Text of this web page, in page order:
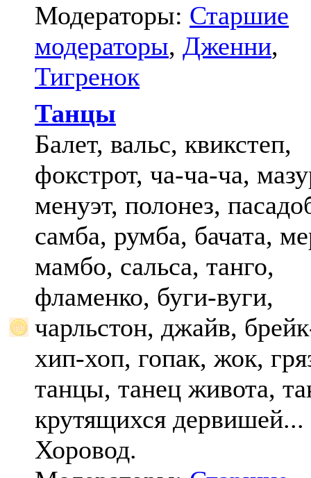
Модераторы: Старшие
модераторы, Дженни,
Тигренок
Танцы
Балет, вальс, квикстеп,
фокстрот, ча-ча-ча,
менуэт, полонез,
самба, румба, бачата,
мамбо, сальса, танго,
фламенко, буги-вуги,
чарльстон, джайв,
хип-хоп, гопак, жок,
танцы, танец живота,
крутящихся дервишей...
Хоровод.